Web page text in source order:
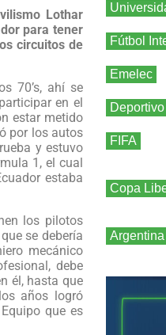
Lothar
para tener
circuitos de
70’s, ahí se
en el
estar metido
por los autos
y estuvo
1, el cual
estaba
los pilotos
se debería
mecánico
debe
él, hasta que
años logró
que es
Fútbol
Emelec
FIFA
Copa
Argentina